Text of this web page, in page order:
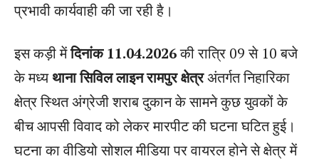
प्रभावी कार्यवाही की जा रही है।
इस कड़ी मेंदिनांक 11.04.2026की रात्रि 09 से 10 बजे
के मध्यथाना सिविल लाइन रामपुर क्षेत्रअंतर्गत निहारिका
क्षेत्र स्थित अंग्रेजी शराब दुकान के सामने कुछ युवकों के
बीच आपसी विवाद को लेकर मारपीट की घटना घटित हुई।
घटना का वीडियो सोशल मीडिया पर वायरल होने से क्षेत्र में